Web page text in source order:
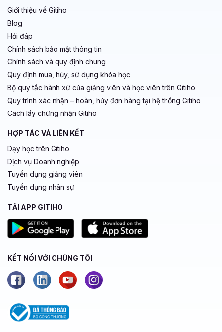
Giới thiệu về Gitiho
Blog
Hỏi đáp
Chính sách bảo mật thông tin
Chính sách và quy định chung
Quy định mua, hủy, sử dụng khóa học
Bộ quy tắc hành xử của giảng viên và học viên trên Gitiho
Quy trình xác nhận – hoàn, hủy đơn hàng tại hệ thống Gitiho
Cách lấy chứng nhận Gitiho
HỢP TÁC VÀ LIÊN KẾT
Dạy học trên Gitiho
Dịch vụ Doanh nghiệp
Tuyển dụng giảng viên
Tuyển dụng nhân sự
TẢI APP GITIHO
KẾT NỐI VỚI CHÚNG TÔI